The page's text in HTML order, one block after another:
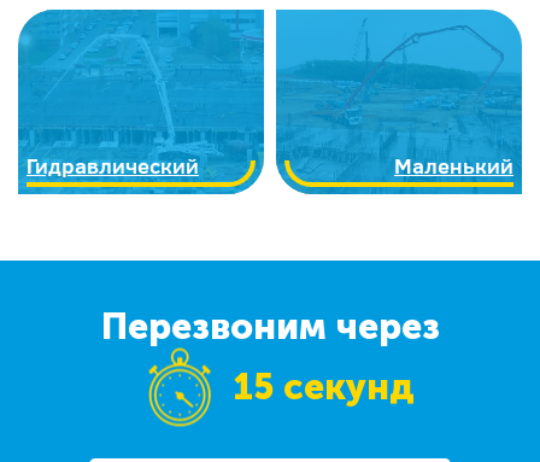
Гидравлический Маленький
Перезвоним через
15 секунд